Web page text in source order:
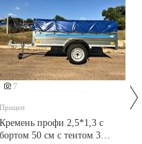
7
Прицеп
Кремень профи 2,5*1,3 с
бортом 50 см с тентом 30